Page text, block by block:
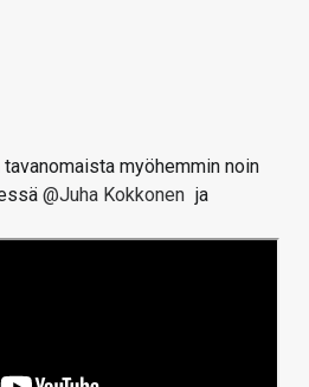
myöhemmin noin
@Juha Kokkonen ja